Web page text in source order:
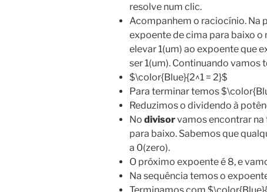
resolve num clic.
Acompanhem o raciocínio. Na
expoente de cima para baixo o
elevar 1(um) ao expoente que
ser 1(um). Continuando vamos
$\color{Blue}{2^1 = 2}$
Para terminar temos
Reduzimos o dividendo à
No divisorvamos encontrar
para baixo. Sabemos que
a 0(zero).
O próximo expoente é 8, e
Na sequência temos o